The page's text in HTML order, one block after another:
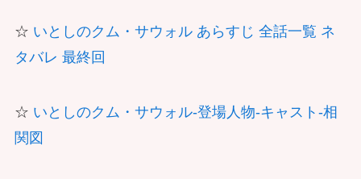
☆ いとしのクム・サウォル あらすじ 全話一覧 ネ
タバレ 最終回
☆ いとしのクム・サウォル-登場人物-キャスト-相
関図